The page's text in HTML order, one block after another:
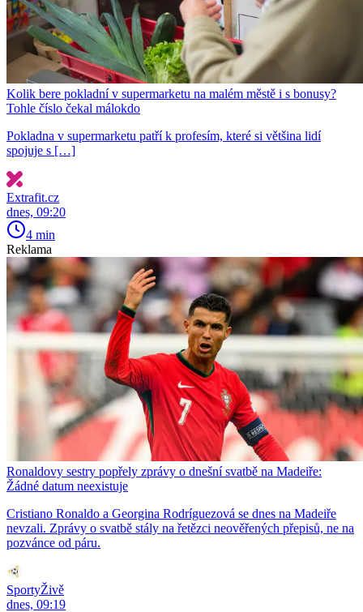
Kolik bere pokladní v supermarketu na malém městě i s bonusy?
Tohle číslo čekal málokdo
Pokladna v supermarketu patří k profesím, které si většina lidí
spojuje s […]
Extrafit.cz
dnes, 09:20
4 min
Reklama
Ronaldovy sestry popřely zprávy o dnešní svatbě na Madeiře:
Žádné datum neexistuje
Cristiano Ronaldo a Georgina Rodríguezová se dnes na Madeiře
nevzali. Zprávy o svatbě stály na řetězci neověřených přepisů, ne na
pozvánce od páru.
SportyŽivě
dnes, 09:19